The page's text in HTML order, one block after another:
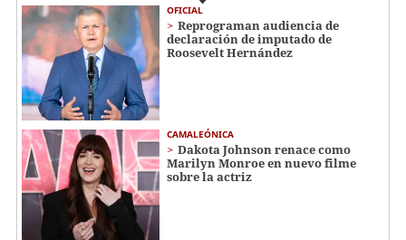
OFICIAL
Reprograman audiencia de
declaración de imputado de
Roosevelt Hernández
CAMALEÓNICA
Dakota Johnson renace como
Marilyn Monroe en nuevo filme
sobre la actriz